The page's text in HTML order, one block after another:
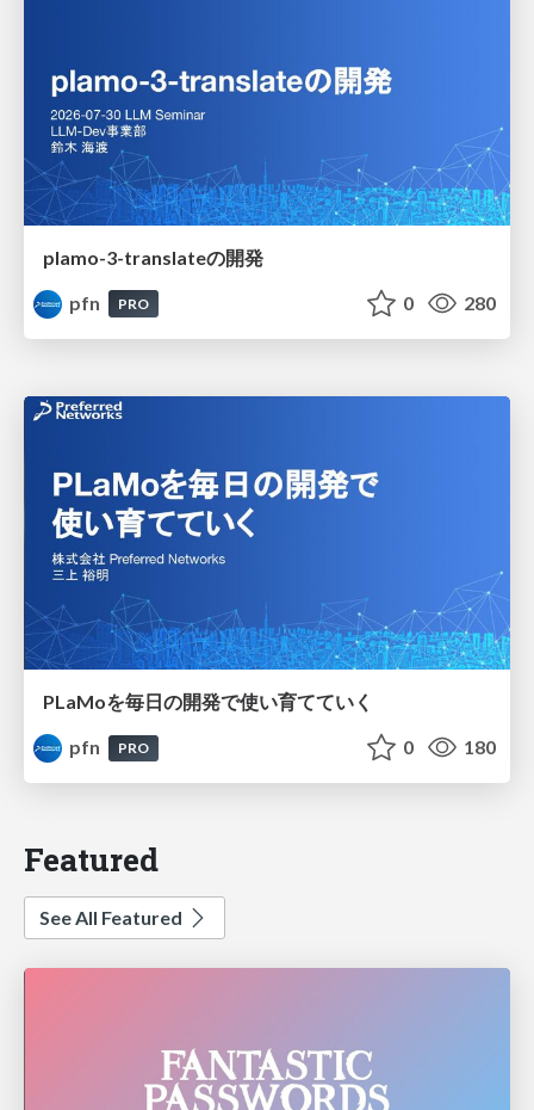
plamo-3-translateの開発
pfn
PRO 0 280
PLaMoを毎日の開発で使い育てていく
pfn
PRO 0 180
Featured
See All Featured